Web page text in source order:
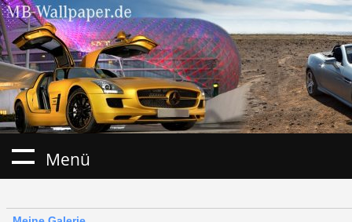
Menü